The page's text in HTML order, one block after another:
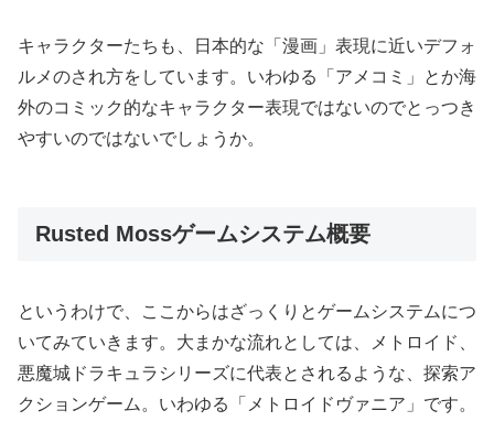
キャラクターたちも、日本的な「漫画」表現に近いデフォ
ルメのされ方をしています。いわゆる「アメコミ」とか海
外のコミック的なキャラクター表現ではないのでとっつき
やすいのではないでしょうか。
Rusted Mossゲームシステム概要
というわけで、ここからはざっくりとゲームシステムにつ
いてみていきます。大まかな流れとしては、メトロイド、
悪魔城ドラキュラシリーズに代表とされるような、探索ア
クションゲーム。いわゆる「メトロイドヴァニア」です。